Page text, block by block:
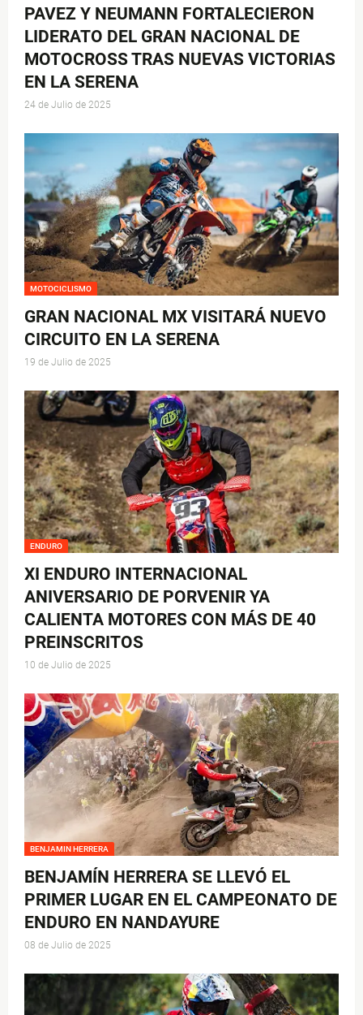
PAVEZ Y NEUMANN FORTALECIERON
LIDERATO DEL GRAN NACIONAL DE
MOTOCROSS TRAS NUEVAS VICTORIAS
EN LA SERENA
24 de Julio de 2025
MOTOCICLISMO
GRAN NACIONAL MX VISITARÁ NUEVO
CIRCUITO EN LA SERENA
19 de Julio de 2025
ENDURO
XI ENDURO INTERNACIONAL
ANIVERSARIO DE PORVENIR YA
CALIENTA MOTORES CON MÁS DE 40
PREINSCRITOS
10 de Julio de 2025
BENJAMIN HERRERA
BENJAMÍN HERRERA SE LLEVÓ EL
PRIMER LUGAR EN EL CAMPEONATO DE
ENDURO EN NANDAYURE
08 de Julio de 2025